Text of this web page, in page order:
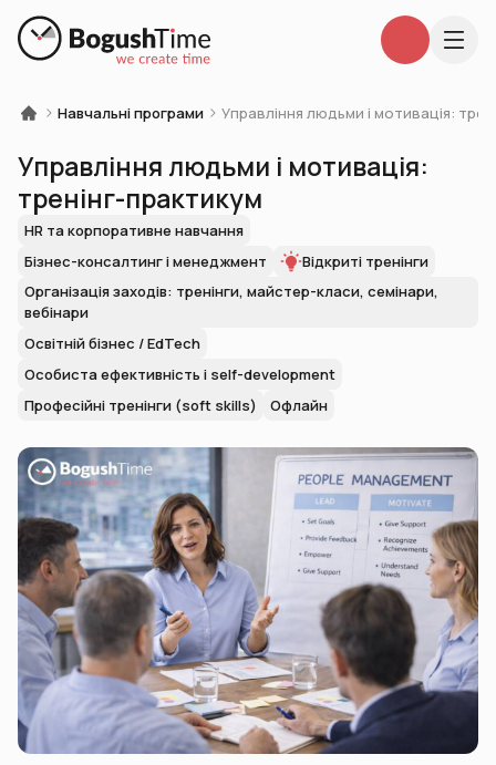
Навчальні програми Управління людьми і мотивація:
Управління людьми і мотивація:
тренінг-практикум
HR та корпоративне навчання
Бізнес-консалтинг і менеджмент
Відкриті тренінги
Організація заходів: тренінги, майстер-класи, семінари,
вебінари
Освітній бізнес / EdTech
Особиста ефективність і self-development
Професійні тренінги (soft skills)
Офлайн